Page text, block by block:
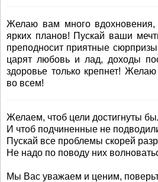
Желаю вам много вдохновения,
ярких планов! Пускай ваши
преподносит приятные
царят любовь и лад, доходы
здоровье только крепнет!
во всем!
Желаем, чтоб цели достигнуты
И чтоб подчиненные не
Пускай все проблемы скорей
Не надо по поводу них
Мы Вас уважаем и ценим,